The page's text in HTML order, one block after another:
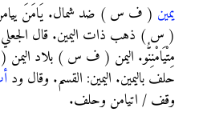
يمين ( ف س ) ضد شمال. يَامَنَ
( س ) ذهب ذات اليمين. قال الجعلي
مِتْيَامْنِنُّو. اليمن ( ف س ) بلاد
حلف باليمين. اليمين: القسم. وقال ود
وقف / اتيامن وحلف.